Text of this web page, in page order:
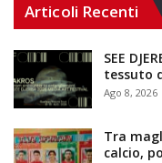
Articoli Recenti
SEE
tessuto
Ago 8, 2026
Tra
calcio,